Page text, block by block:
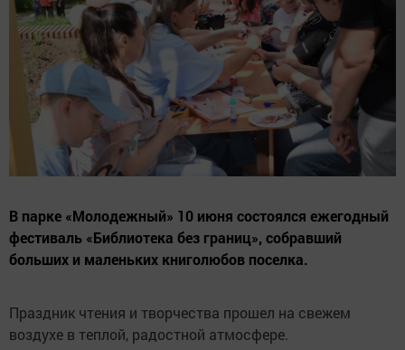
В парке «Молодежный» 10 июня состоялся ежегодный
фестиваль «Библиотека без границ», собравший
больших и маленьких книголюбов поселка.
Праздник чтения и творчества прошел на свежем
воздухе в теплой, радостной атмосфере.